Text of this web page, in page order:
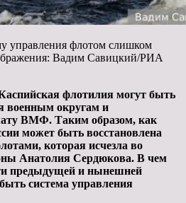
управления флотом слишком
Вадим Савицкий/РИА
флотилия могут быть
военным округам и
ВМФ. Таким образом, как
может быть восстановлена
которая исчезла во
Анатолия Сердюкова. В чем
предыдущей и нынешней
система управления